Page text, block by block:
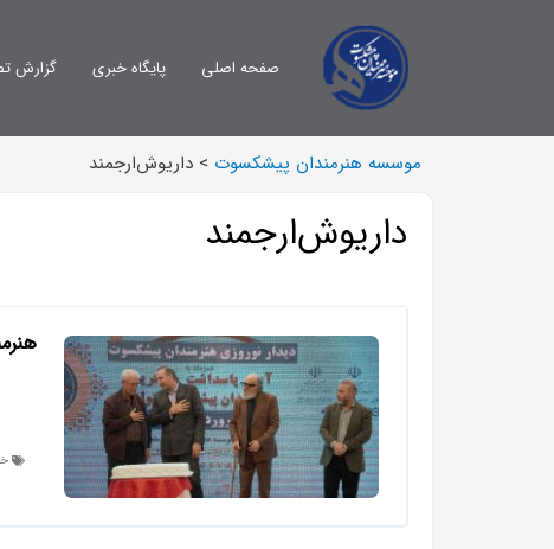
صفحه اصلی پایگاه خبری گزارش
موسسه هنرمندان پیشکسوت > داریوش‌ارجمند
داریوش‌ارجمند